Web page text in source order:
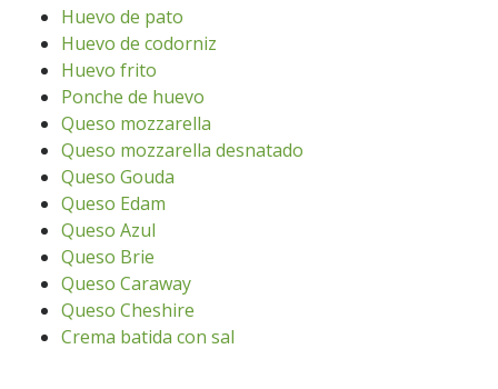
Huevo de pato
Huevo de codorniz
Huevo frito
Ponche de huevo
Queso mozzarella
Queso mozzarella desnatado
Queso Gouda
Queso Edam
Queso Azul
Queso Brie
Queso Caraway
Queso Cheshire
Crema batida con sal